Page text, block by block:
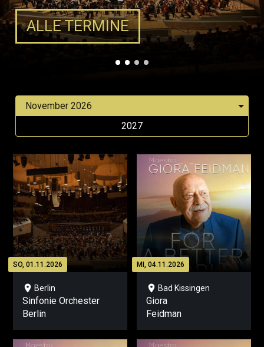
ALLE TERMINE
2027
SO, 01.11.2026
location_on Berlin
Sinfonie Orchester
Berlin
MI, 04.11.2026
location_on Bad Kissingen
Giora
Feidman